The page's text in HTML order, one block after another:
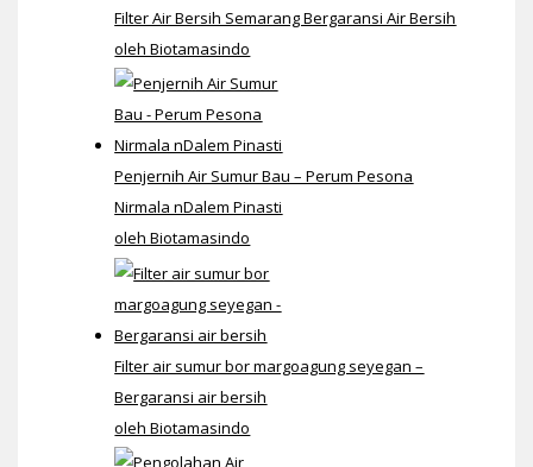
Filter Air Bersih Semarang Bergaransi Air Bersih
oleh Biotamasindo
Penjernih Air Sumur Bau – Perum Pesona
Nirmala nDalem Pinasti
oleh Biotamasindo
Filter air sumur bor margoagung seyegan –
Bergaransi air bersih
oleh Biotamasindo